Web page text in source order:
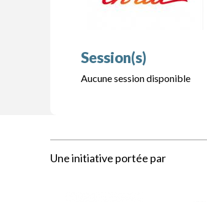
Session(s)
Aucune session disponible
Une initiative portée par